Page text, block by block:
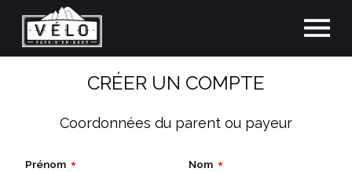
CRÉER UN COMPTE
Coordonnées du parent ou payeur
Prénom Nom